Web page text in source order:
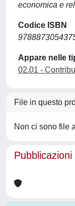
economica e
Codice ISBN
Appare nelle
02.01 -
File in questo
Non ci sono file